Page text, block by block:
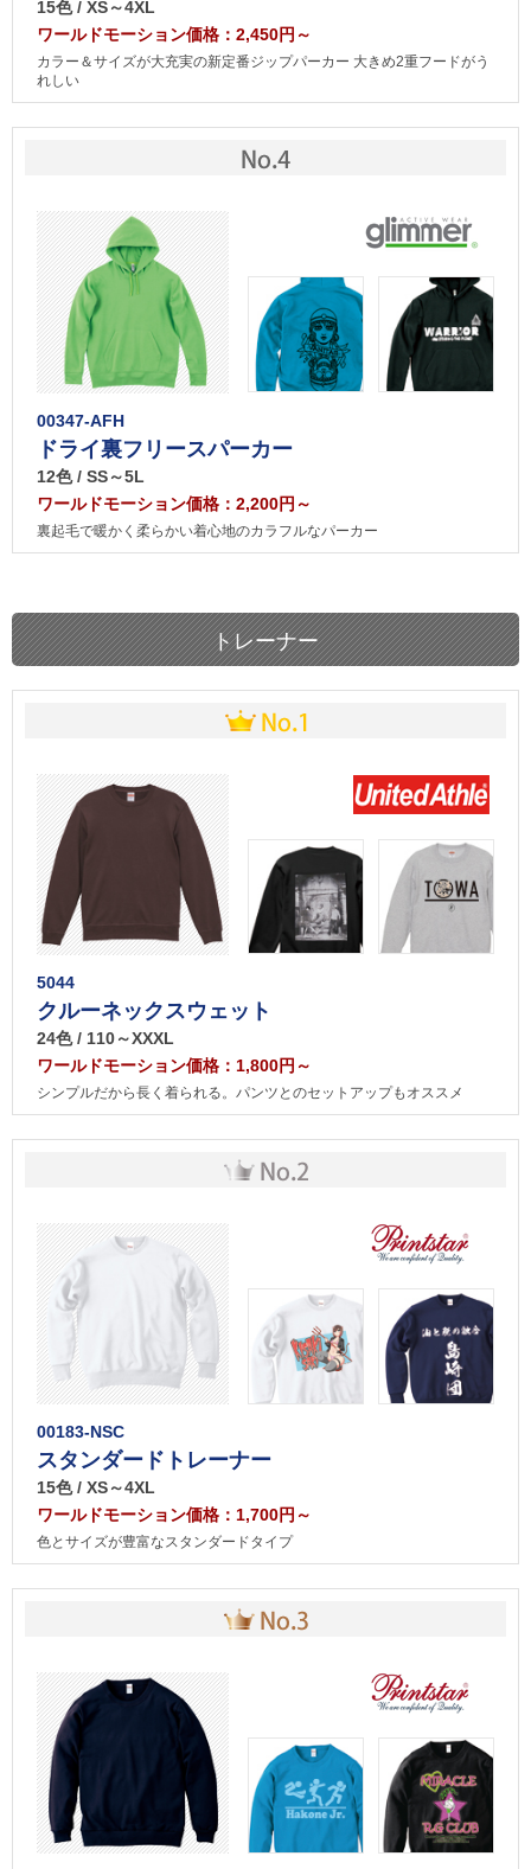
15色 / XS～4XL
ワールドモーション価格：2,450円～
カラー＆サイズが大充実の新定番ジップパーカー 大きめ2重フードがう
れしい
00347-AFH
ドライ裏フリースパーカー
12色 / SS～5L
ワールドモーション価格：2,200円～
裏起毛で暖かく柔らかい着心地のカラフルなパーカー
トレーナー
5044
クルーネックスウェット
24色 / 110～XXXL
ワールドモーション価格：1,800円～
シンプルだから長く着られる。パンツとのセットアップもオススメ
00183-NSC
スタンダードトレーナー
15色 / XS～4XL
ワールドモーション価格：1,700円～
色とサイズが豊富なスタンダードタイプ